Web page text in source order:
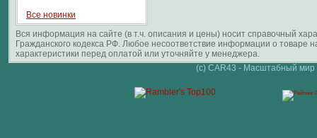
Все новинки
Вся информация на сайте (в т.ч. описания и цены) носит справочный
Гражданского кодекса РФ. Любое несоответствие информации о
характеристики перед оплатой или уточняйте у менеджера.
(c) CAR43 - Масштабный мир